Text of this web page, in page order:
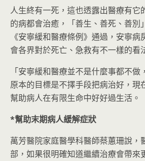
人生終有一死，這也透露出醫療有它
的病都會治癒，「善生、善死、善別
《安寧緩和醫療條例》通過，安寧
會各界對於死亡、急救有不一樣的看
「安寧緩和醫療並不是什麼事都不做
原本的目標是不擇手段把病治好，現
幫助病人在有限生命中好好過生活。
*幫助末期病人緩解症狀
萬芳醫院家庭醫學科醫師蔡蕙珊說，
部，如果很明確知道繼續治療會帶來